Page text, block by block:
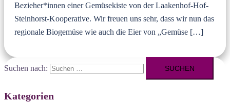
Bezieher*innen einer Gemüsekiste von der Laakenhof-Hof-
Steinhorst-Kooperative. Wir freuen uns sehr, dass wir nun das
regionale Biogemüse wie auch die Eier von „Gemüse […]
Suchen nach:
Kategorien